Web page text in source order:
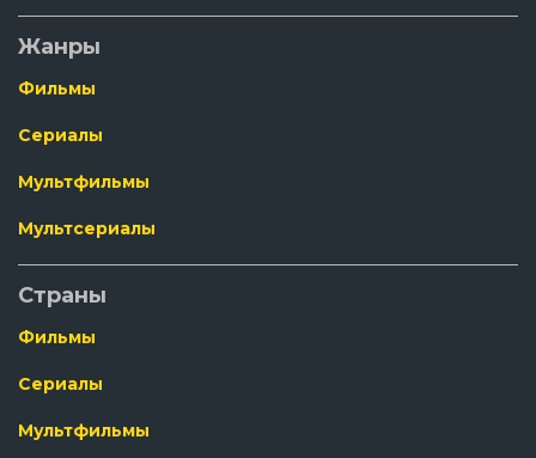
Жанры
Фильмы
Сериалы
Мультфильмы
Мультсериалы
Страны
Фильмы
Сериалы
Мультфильмы